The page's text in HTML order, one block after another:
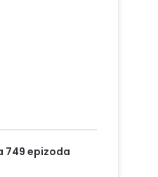
749 epizoda